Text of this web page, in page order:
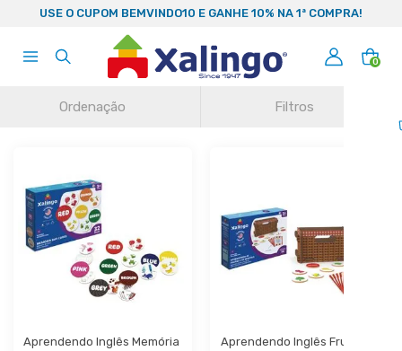
USE O CUPOM BEMVINDO10 E GANHE 10% NA 1ª COMPRA!
0
Ordenação Filtros
Aprendendo Inglês Memória
Aprendendo Inglês Frutas e